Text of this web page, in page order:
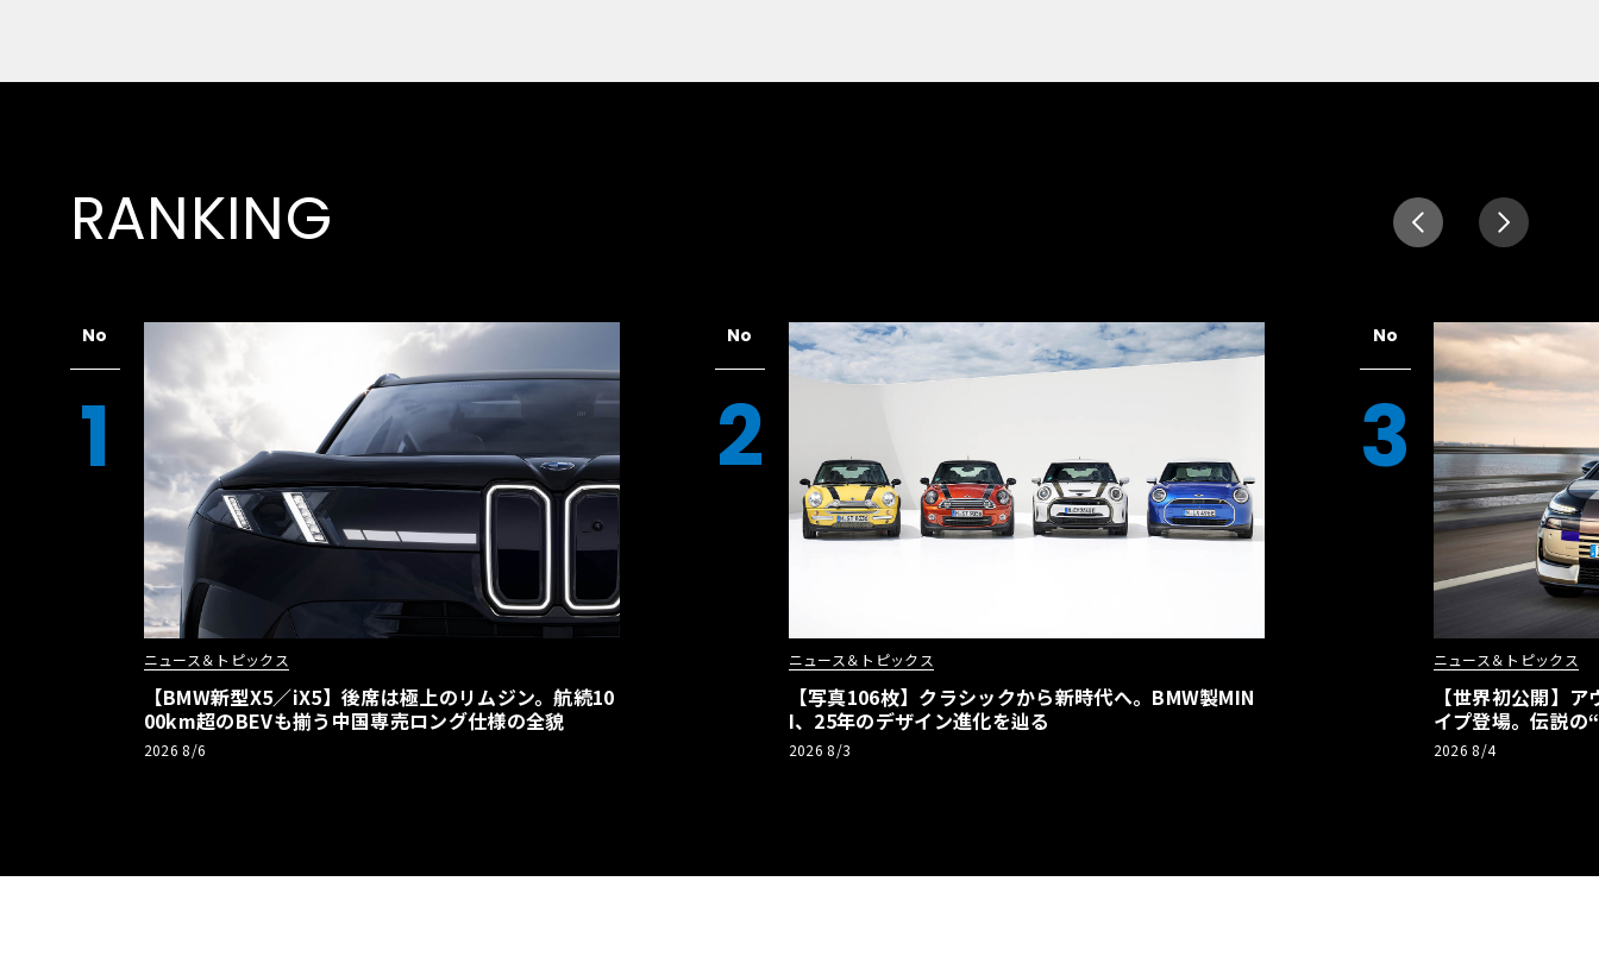
RANKING
No
1
ニュース＆トピックス
【BMW新型X5／iX5】後席は極上のリムジン。航続10
00km超のBEVも揃う中国専売ロング仕様の全貌
2026 8/6
No
2
ニュース＆トピックス
【写真106枚】クラシックから新時代へ。BMW製MIN
I、25年のデザイン進化を辿る
2026 8/3
No
3
ニュース＆トピックス
【世界初公開】
イプ登場。伝説の
リーBEVとして復
2026 8/4